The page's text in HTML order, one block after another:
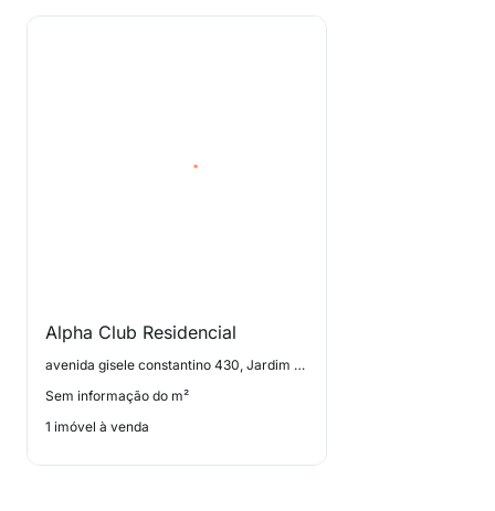
Alpha Club Residencial
avenida gisele constantino 430, Jardim Progresso
Sem informação do m²
1 imóvel à venda